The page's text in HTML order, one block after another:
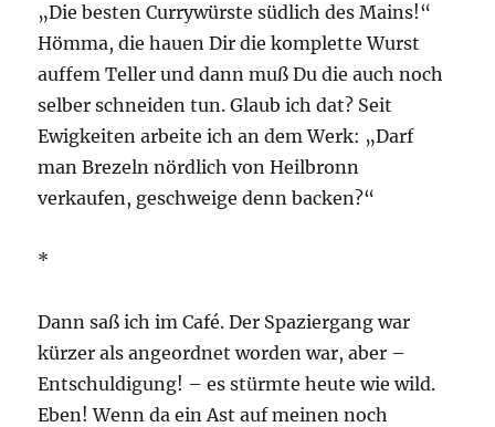
„Die besten Currywürste südlich des Mains!“
Hömma, die hauen Dir die komplette Wurst
auffem Teller und dann muß Du die auch noch
selber schneiden tun. Glaub ich dat? Seit
Ewigkeiten arbeite ich an dem Werk: „Darf
man Brezeln nördlich von Heilbronn
verkaufen, geschweige denn backen?“
*
Dann saß ich im Café. Der Spaziergang war
kürzer als angeordnet worden war, aber –
Entschuldigung! – es stürmte heute wie wild.
Eben! Wenn da ein Ast auf meinen noch